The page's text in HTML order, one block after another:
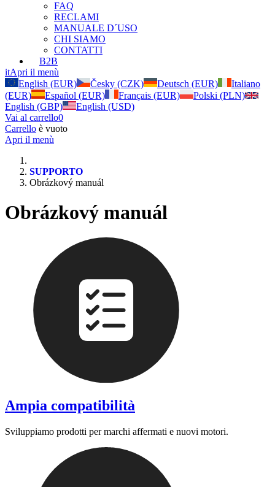
FAQ
RECLAMI
MANUALE D´USO
CHI SIAMO
CONTATTI
B2B
itApri il menù
English (EUR)
Česky (CZK) Deutsch (EUR)
Italiano
(EUR)
Español (EUR) Français (EUR)
Polski (PLN)
English (GBP)
English (USD)
Vai al carrello0
Carrello è vuoto
Apri il menù
SUPPORTO
Obrázkový manuál
Obrázkový manuál
Ampia compatibilità
Sviluppiamo prodotti per marchi affermati e nuovi motori.